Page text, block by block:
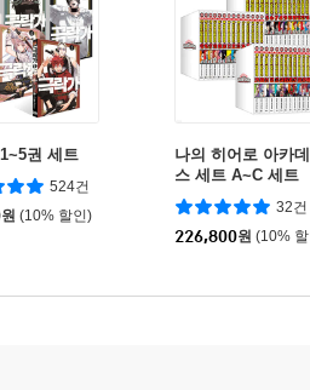
권 세트
524건
원 (10% 할인)
나의 히어로 아카
스 세트 A~C 세트
32건
226,800원 (10%